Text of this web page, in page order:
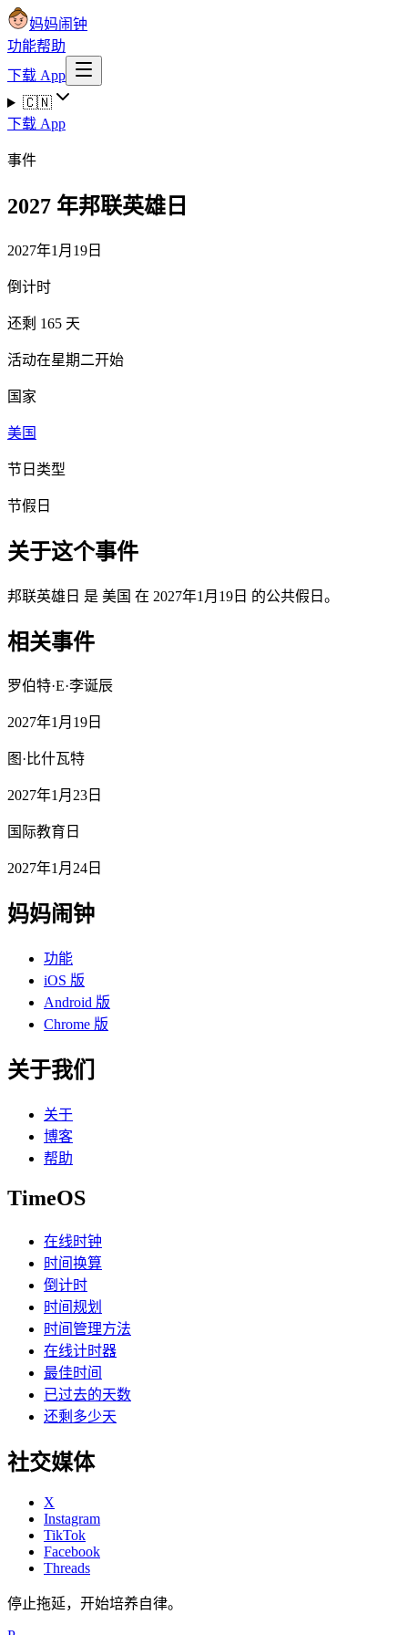
妈妈闹钟
功能帮助
下载 App
🇨🇳
下载 App
事件
2027 年邦联英雄日
2027年1月19日
倒计时
还剩 165 天
活动在星期二开始
国家
美国
节日类型
节假日
关于这个事件
邦联英雄日 是 美国 在 2027年1月19日 的公共假日。
相关事件
罗伯特·E·李诞辰
2027年1月19日
图·比什瓦特
2027年1月23日
国际教育日
2027年1月24日
妈妈闹钟
功能
iOS 版
Android 版
Chrome 版
关于我们
关于
博客
帮助
TimeOS
在线时钟
时间换算
倒计时
时间规划
时间管理方法
在线计时器
最佳时间
已过去的天数
还剩多少天
社交媒体
X
Instagram
TikTok
Facebook
Threads
停止拖延，开始培养自律。